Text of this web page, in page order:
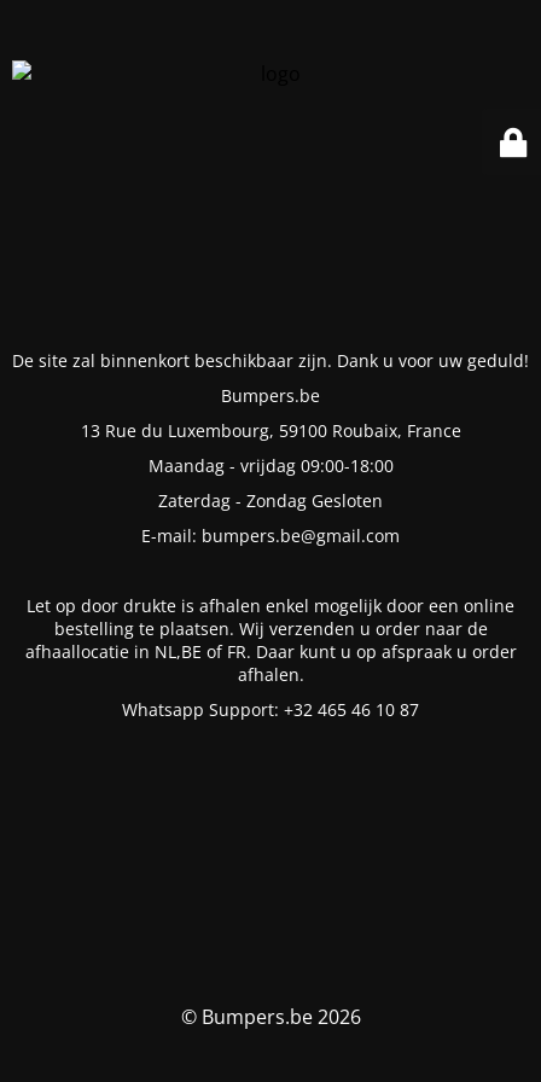
De site zal binnenkort beschikbaar zijn. Dank u voor uw geduld!
Bumpers.be
13 Rue du Luxembourg, 59100 Roubaix, France
Maandag - vrijdag 09:00-18:00
Zaterdag - Zondag Gesloten
E-mail: bumpers.be@gmail.com
Let op door drukte is afhalen enkel mogelijk door een online
bestelling te plaatsen. Wij verzenden u order naar de
afhaallocatie in NL,BE of FR. Daar kunt u op afspraak u order
afhalen.
Whatsapp Support: +32 465 46 10 87
© Bumpers.be 2026